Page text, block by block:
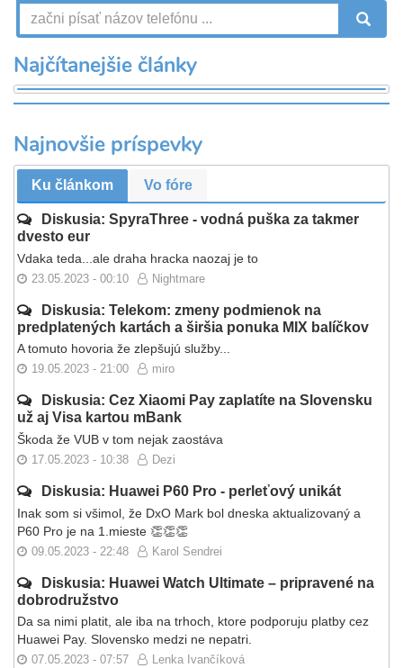
Najčítanejšie články
Najnovšie príspevky
Ku článkom Vo fóre
Diskusia: SpyraThree - vodná puška za takmer
dvesto eur
Vdaka teda...ale draha hracka naozaj je to
23.05.2023 - 00:10 Nightmare
Diskusia: Telekom: zmeny podmienok na
predplatených kartách a širšia ponuka MIX balíčkov
A tomuto hovoria že zlepšujú služby...
19.05.2023 - 21:00 miro
Diskusia: Cez Xiaomi Pay zaplatíte na Slovensku
už aj Visa kartou mBank
Škoda že VUB v tom nejak zaostáva
17.05.2023 - 10:38 Dezi
Diskusia: Huawei P60 Pro - perleťový unikát
Inak som si všimol, že DxO Mark bol dneska aktualizovaný a
P60 Pro je na 1.mieste 👏👏👏
09.05.2023 - 22:48 Karol Sendrei
Diskusia: Huawei Watch Ultimate – pripravené na
dobrodružstvo
Da sa nimi platit, ale iba na trhoch, ktore podporuju platby cez
Huawei Pay. Slovensko medzi ne nepatri.
07.05.2023 - 07:57 Lenka Ivančíková